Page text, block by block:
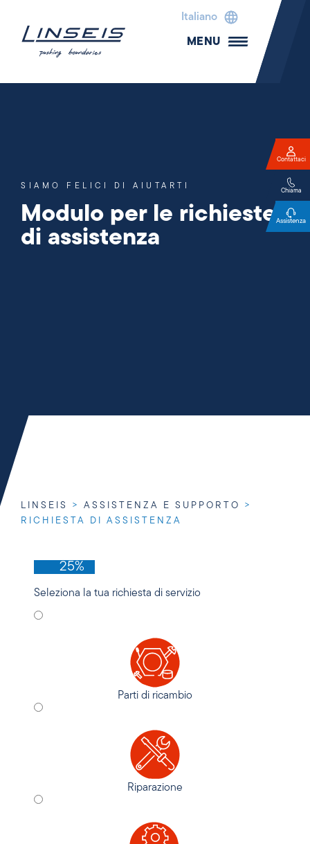
Italiano
MENU
SIAMO FELICI DI AIUTARTI
Modulo per le richieste
di assistenza
LINSEIS > ASSISTENZA E SUPPORTO
>
RICHIESTA DI ASSISTENZA
25%
Seleziona la tua richiesta di servizio
Parti di ricambio
Riparazione
Contattaci
Chiama
Assistenza